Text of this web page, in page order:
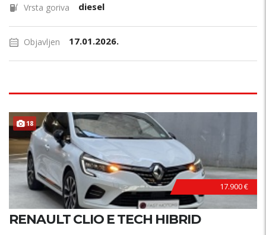
Vrsta goriva diesel
Objavljen 17.01.2026.
18
17.900 €
RENAULT CLIO E TECH HIBRID